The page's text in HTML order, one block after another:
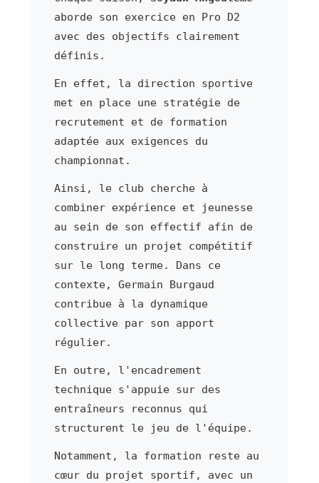
aborde son exercice en Pro D2
avec des objectifs clairement
définis.
En effet, la direction sportive
met en place une stratégie de
recrutement et de formation
adaptée aux exigences du
championnat.
Ainsi, le club cherche à
combiner expérience et jeunesse
au sein de son effectif afin de
construire un projet compétitif
sur le long terme. Dans ce
contexte, Germain Burgaud
contribue à la dynamique
collective par son apport
régulier.
En outre, l'encadrement
technique s'appuie sur des
entraîneurs reconnus qui
structurent le jeu de l'équipe.
Notamment, la formation reste au
cœur du projet sportif, avec un